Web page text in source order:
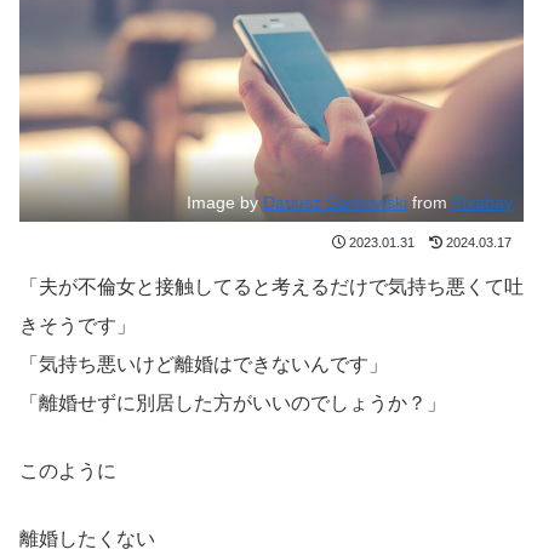
Image by Dariusz Sankowski from Pixabay
2023.01.31 2024.03.17
「夫が不倫女と接触してると考えるだけで気持ち悪くて吐
きそうです」
「気持ち悪いけど離婚はできないんです」
「離婚せずに別居した方がいいのでしょうか？」
このように
離婚したくない